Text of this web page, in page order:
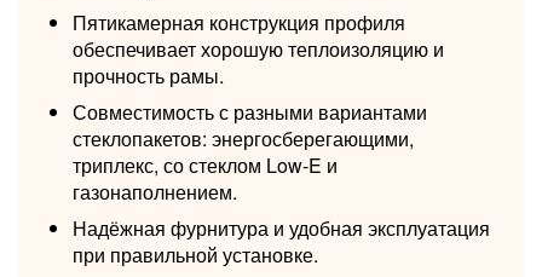
Пятикамерная конструкция профиля
обеспечивает хорошую теплоизоляцию и
прочность рамы.
Совместимость с разными вариантами
стеклопакетов: энергосберегающими,
триплекс, со стеклом Low-E и
газонаполнением.
Надёжная фурнитура и удобная эксплуатация
при правильной установке.